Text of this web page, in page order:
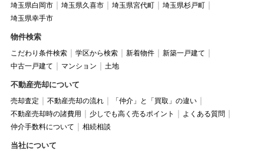
埼玉県白岡市
埼玉県久喜市 埼玉県宮代町
埼玉県杉戸町
埼玉県幸手市
物件検索
こだわり条件検索 学区から検索 新着物件
新築一戸建て
中古一戸建て
マンション 土地
不動産売却について
売却査定 不動産売却の流れ
「仲介」と「買取」の違い
不動産売却時の諸費用
少しでも高く売るポイント
よくある質問
仲介手数料について
相続相談
当社について